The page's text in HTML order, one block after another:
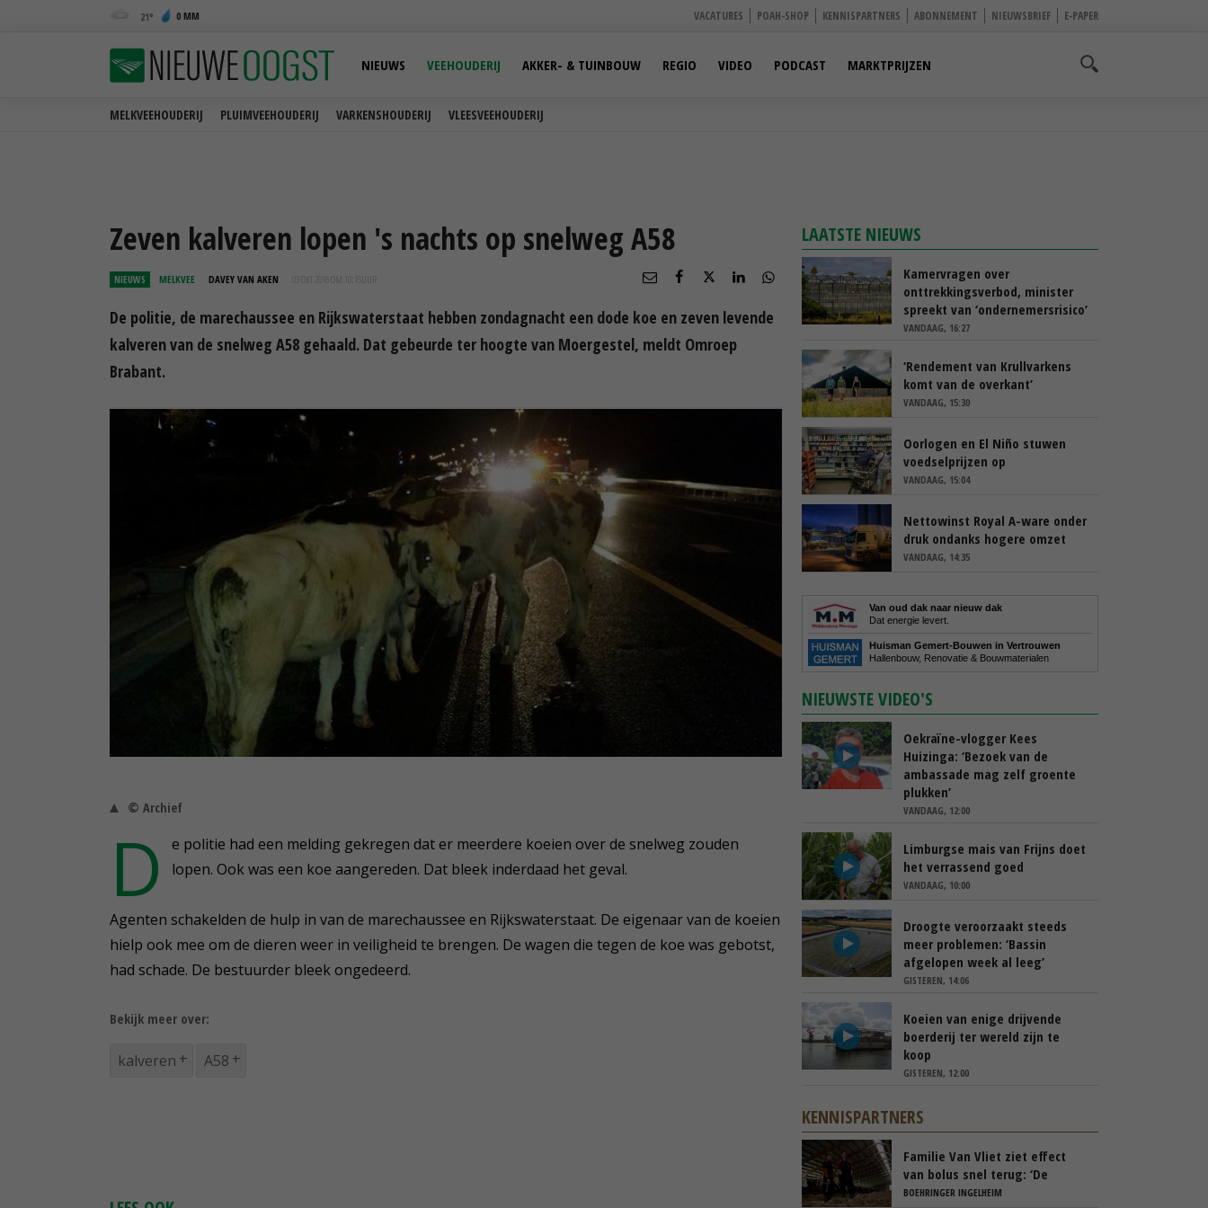
21 0 MM VACATURES POAH-SHOP KENNISPARTNERS ABONNEMENT NIEUWSBRIEF E-PAPER
MELKVEEHOUDERIJ PLUIMVEEHOUDERIJ VARKENSHOUDERIJ VLEESVEEHOUDERIJ
NIEUWS VEEHOUDERIJ AKKER- & TUINBOUW REGIO VIDEO PODCAST MARKTPRIJZEN
Zeven kalveren lopen 's nachts op snelweg A58
NIEUWS MELKVEE DAVEY VAN AKEN 03 OKT 2016 OM 10:15
De politie, de marechaussee en Rijkswaterstaat hebben zondagnacht een dode koe en zeven levende
kalveren van de snelweg A58 gehaald. Dat gebeurde ter hoogte van Moergestel, meldt Omroep
Brabant.
© Archief
D
e politie had een melding gekregen dat er meerdere koeien over de snelweg zouden
lopen. Ook was een koe aangereden. Dat bleek inderdaad het geval.
Agenten schakelden de hulp in van de marechaussee en Rijkswaterstaat. De eigenaar van de koeien
hielp ook mee om de dieren weer in veiligheid te brengen. De wagen die tegen de koe was gebotst,
had schade. De bestuurder bleek ongedeerd.
Bekijk meer over:
kalveren A58
LAATSTE NIEUWS
Kamervragen over
onttrekkingsverbod, minister
spreekt van ‘ondernemersrisico’
VANDAAG, 16:27
‘Rendement van Krullvarkens
komt van de overkant’
VANDAAG, 15:30
Oorlogen en El Niño stuwen
voedselprijzen op
VANDAAG, 15:04
Nettowinst Royal A-ware onder
druk ondanks hogere omzet
VANDAAG, 14:35
Van oud dak naar nieuw dak
Dat energie levert.
Huisman Gemert-Bouwen in Vertrouwen
Hallenbouw, Renovatie & Bouwmaterialen
NIEUWSTE VIDEO'S
Oekraïne-vlogger Kees
Huizinga: ‘Bezoek van de
ambassade mag zelf groente
plukken’
VANDAAG, 12:00
Limburgse mais van Frijns doet
het verrassend goed
VANDAAG, 10:00
Droogte veroorzaakt steeds
meer problemen: ‘Bassin
afgelopen week al leeg’
GISTEREN, 14:06
Koeien van enige drijvende
boerderij ter wereld zijn te
koop
GISTEREN, 12:00
KENNISPARTNERS
Familie Van Vliet ziet effect
van bolus snel terug: ‘De
koeien gaan rustiger droog’
BOEHRINGER INGELHEIM